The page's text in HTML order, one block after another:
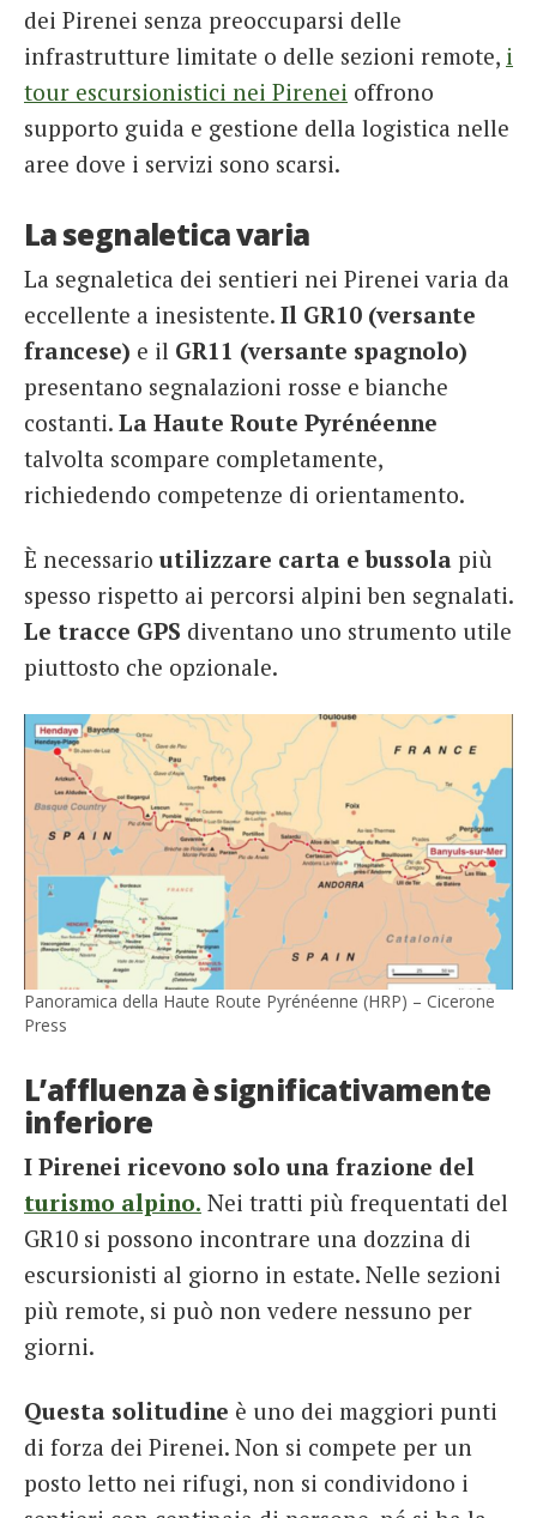
dei Pirenei senza preoccuparsi delle
infrastrutture limitate o delle sezioni remote, i
tour escursionistici nei Pirenei offrono
supporto guida e gestione della logistica nelle
aree dove i servizi sono scarsi.
La segnaletica varia
La segnaletica dei sentieri nei Pirenei varia da
eccellente a inesistente. Il GR10 (versante
francese) e il GR11 (versante spagnolo)
presentano segnalazioni rosse e bianche
costanti. La Haute Route Pyrénéenne
talvolta scompare completamente,
richiedendo competenze di orientamento.
È necessario utilizzare carta e bussola più
spesso rispetto ai percorsi alpini ben segnalati.
Le tracce GPS diventano uno strumento utile
piuttosto che opzionale.
Panoramica della Haute Route Pyrénéenne (HRP) – Cicerone
Press
L’affluenza è significativamente
inferiore
I Pirenei ricevono solo una frazione del
turismo alpino. Nei tratti più frequentati del
GR10 si possono incontrare una dozzina di
escursionisti al giorno in estate. Nelle sezioni
più remote, si può non vedere nessuno per
giorni.
Questa solitudine è uno dei maggiori punti
di forza dei Pirenei. Non si compete per un
posto letto nei rifugi, non si condividono i